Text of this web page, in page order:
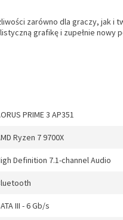
zarówno dla graczy, jak
grafikę i zupełnie nowy
PRIME 3 AP351
Ryzen 7 9700X
Definition 7.1-channel Audio
III - 6 Gb/s